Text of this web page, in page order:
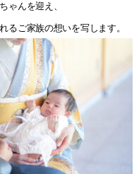
ゃんを迎え、
るご家族の想いを写します。